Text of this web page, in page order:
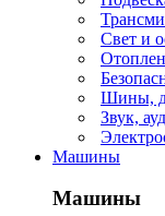
Свет и
Шины,
Звук,
Машины
Машины